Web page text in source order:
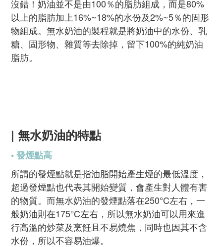
沒錯！奶油並不是由100％的脂肪組成，而是80%
以上的脂肪加上16%~18%的水份及2%~5％的固形
物組成。 無水奶油的製程就是將奶油中的水份、乳
糖、固形物、雜質等去除掉，留下100%的純奶油
脂肪。
| 無水奶油的特點
• 發煙點高
所謂的發煙點就是指油脂開始產生煙的最低溫度，
超過發煙點也代表其開始變質，會產生對人體有害
的物質。而無水奶油的發煙點落在250°C左右，一
般奶油則在175°C左右，所以無水奶油可以用來進
行高溫的炒菜及烹飪且不易燒焦，同時也因其不含
水份，所以不容易油爆。